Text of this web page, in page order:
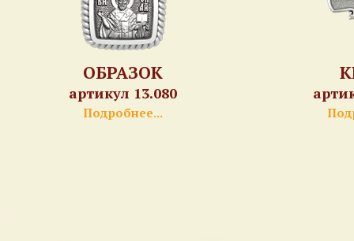
ОБРАЗОК
артикул 13.080
Подробнее...